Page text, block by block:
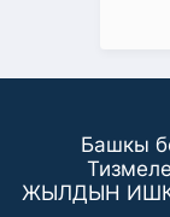
Башкы
ЖЫЛДЫН